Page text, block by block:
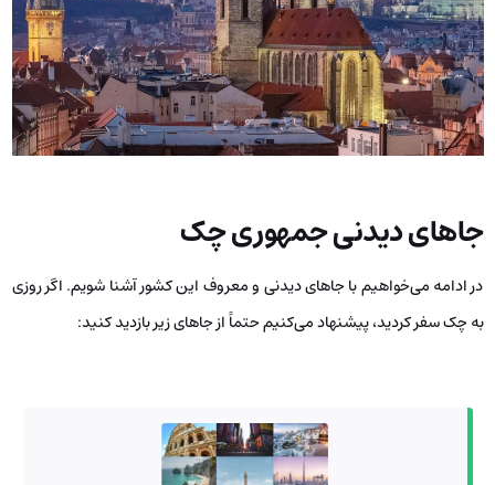
جاهای دیدنی جمهوری چک
در ادامه می‌خواهیم با جاهای دیدنی و معروف این کشور آشنا شویم. اگر روزی
به چک سفر کردید، پیشنهاد می‌کنیم حتماً از جاهای زیر بازدید کنید: